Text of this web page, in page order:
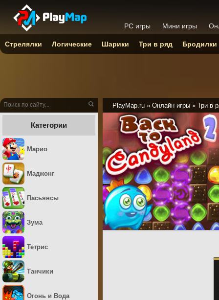
PlayMap.ru » Онлайн игры » Три в
Категории
Марио
Маджонг
Пасьянсы
Зума
Тетрис
Танчики
Огонь и Вода
PC игры Мини игры
Стрелялки Логические Шарики Три в ряд Бродилки